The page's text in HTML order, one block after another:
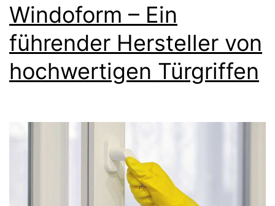
Windoform – Ein
führender Hersteller von
hochwertigen Türgriffen